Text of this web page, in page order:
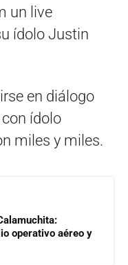
un live
ídolo Justin
en diálogo
ídolo
miles y miles.
operativo aéreo y